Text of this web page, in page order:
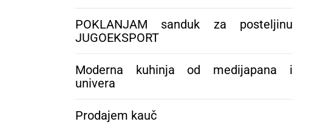
POKLANJAM sanduk za posteljinu
JUGOEKSPORT
Moderna kuhinja od medijapana i
univera
Prodajem kauč